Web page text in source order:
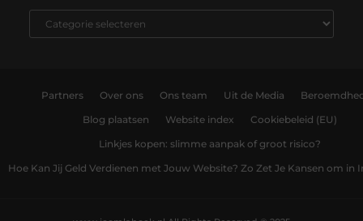
Partners Over ons Ons team Uit de Media
Blog plaatsen Website index Cookiebeleid (EU)
Linkjes kopen: slimme aanpak of groot risico?
Hoe Kan Jij Geld Verdienen met Jouw Website? Zo Zet Je Kansen om in